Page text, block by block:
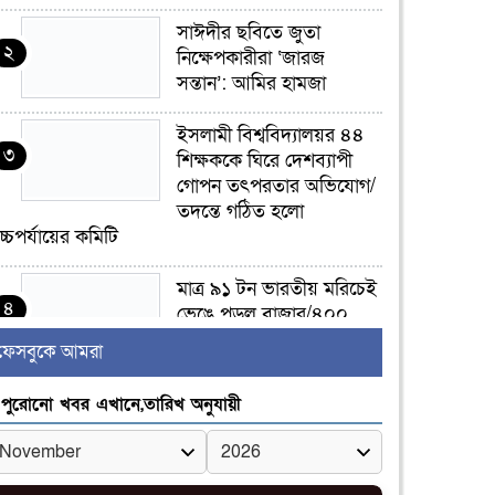
২
সাঈদীর ছবিতে জুতা
নিক্ষেপকারীরা ‘জারজ
সন্তান’: আমির হামজা
৩
ইসলামী বিশ্ববিদ্যালয়র ৪৪
শিক্ষককে ঘিরে দেশব্যাপী
গোপন তৎপরতার অভিযোগ/
তদন্তে গঠিত হলো
কমিটি
৪
মাত্র ৯১ টন ভারতীয় মরিচেই
ভেঙে পড়ল বাজার/৪০০
৫
জুলাই আন্দোলন ছিল
সম্মিলিত, লক্ষ্য হওয়া উচিত
ঐক্য ও রাষ্ট্রগঠন
আমরা
পুরোনো খবর এখানে,তারিখ অনুযায়ী